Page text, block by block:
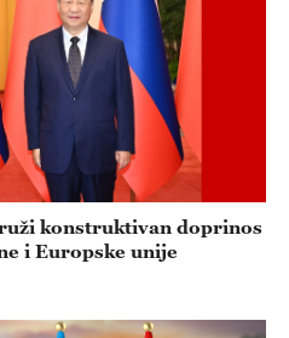
konstruktivan doprinos
i Europske unije